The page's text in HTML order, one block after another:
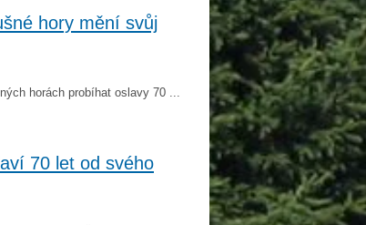
hory mění svůj
horách probíhat oslavy 70 ...
70 let od svého